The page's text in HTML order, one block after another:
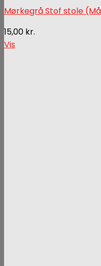
Mørkegrå Stof stole
15,00 kr.
Vis